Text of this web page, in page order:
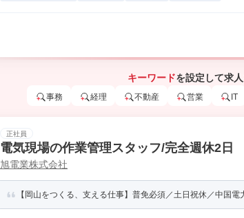
キーワードを設定して求
事務 経理 不動産 営業 IT
正社員
電気現場の作業管理スタッフ/完全週休2日
旭電業株式会社
【岡山をつくる、支える仕事】普免必須／土日祝休／中国